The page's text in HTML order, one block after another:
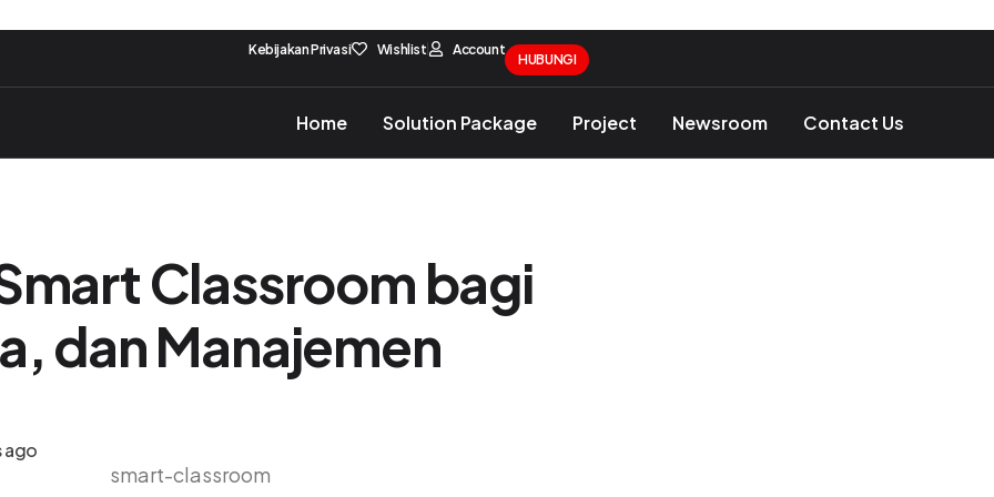
Kebijakan Privasi Wishlist Account
HUBUNGI
Home Solution Package Project Newsroom Contact Us
Classroom bagi
dan Manajemen
ago